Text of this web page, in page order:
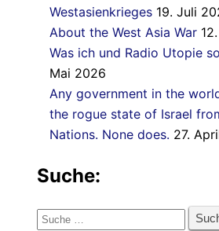
Westasienkrieges 19. Juli
About the West Asia War
Was ich und Radio Utopie
Mai 2026
Any government in the
the rogue state of Israel
Nations. None does. 27.
Suche:
Suche